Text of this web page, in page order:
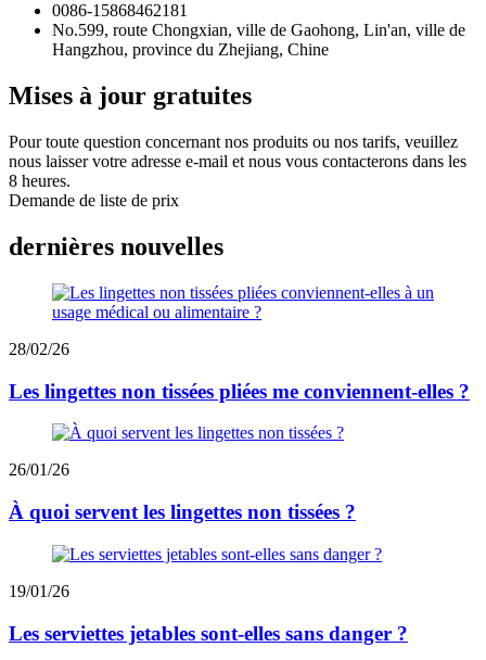
0086-15868462181
No.599, route Chongxian, ville de Gaohong, Lin'an, ville de
Hangzhou, province du Zhejiang, Chine
Mises à jour gratuites
Pour toute question concernant nos produits ou nos tarifs, veuillez
nous laisser votre adresse e-mail et nous vous contacterons dans les
8 heures.
Demande de liste de prix
dernières nouvelles
28/02/26
Les lingettes non tissées pliées me conviennent-elles ?
26/01/26
À quoi servent les lingettes non tissées ?
19/01/26
Les serviettes jetables sont-elles sans danger ?